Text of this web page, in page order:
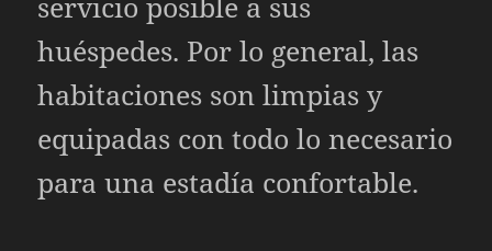
huéspedes. Por lo general, las
habitaciones son limpias y
equipadas con todo lo necesario
para una estadía confortable.